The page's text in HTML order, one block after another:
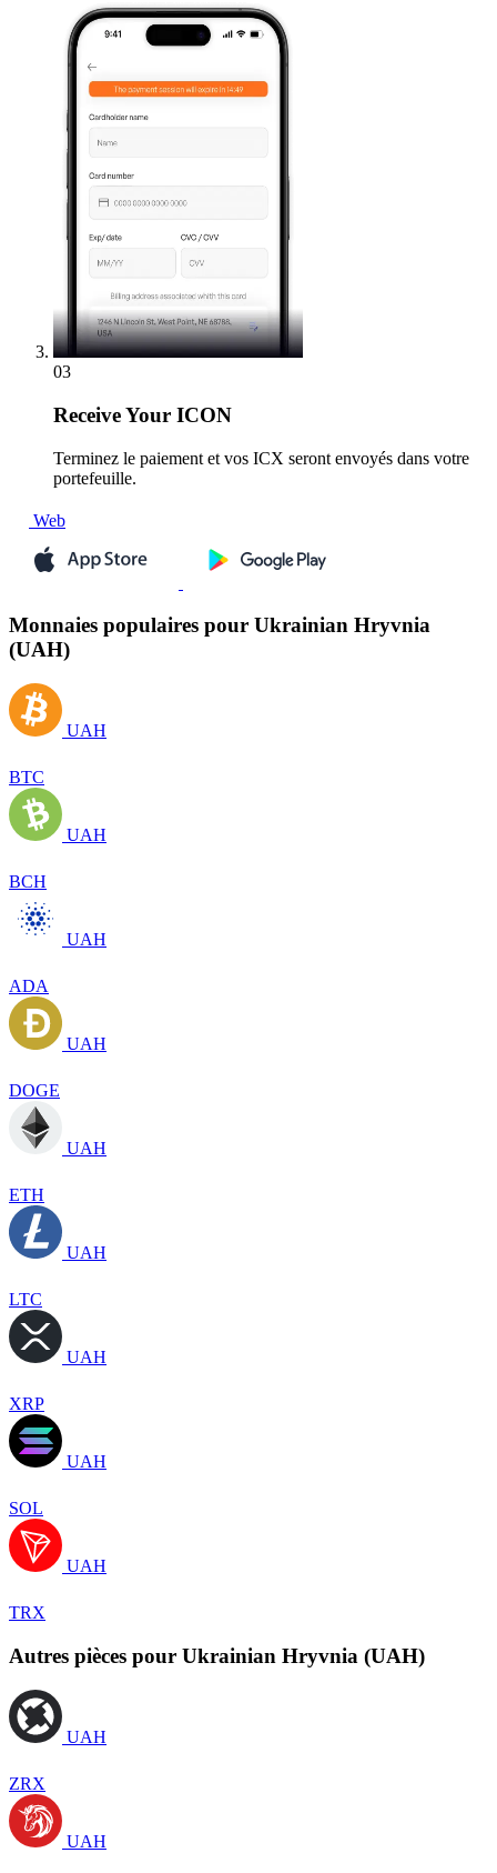
03
ReceiveYour ICON
Terminez le paiement et vos ICX seront envoyés dans votre
portefeuille.
Web
Monnaies populaires pour Ukrainian Hryvnia
(UAH)
UAH
BTC
UAH
BCH
UAH
ADA
UAH
DOGE
UAH
ETH
UAH
LTC
UAH
XRP
UAH
SOL
UAH
TRX
Autres pièces pour Ukrainian Hryvnia (UAH)
UAH
ZRX
UAH